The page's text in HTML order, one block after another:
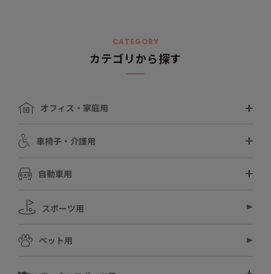
CATEGORY
カテゴリから探す
オフィス・家庭用
車椅子・介護用
自動車用
スポーツ用
ペット用